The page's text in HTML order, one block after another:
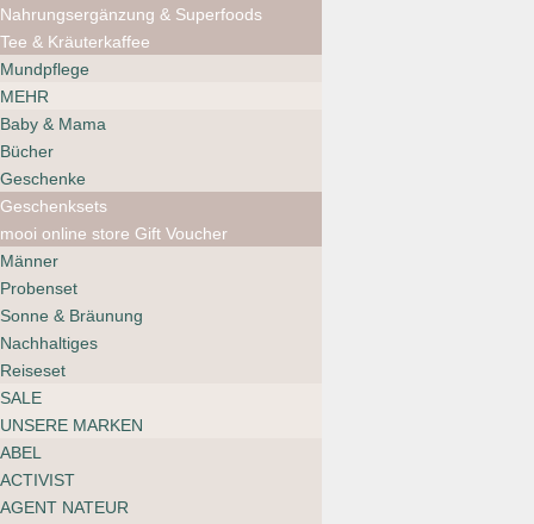
Team Dr.
Joseph Gentle
Balancing
Toner
CHF
Corpus
Aromatic Hand
Wash Amalgam
7
CHF34.00
Nahrungsergänzung & Superfoods
Tee & Kräuterkaffee
Mundpflege
MEHR
Baby & Mama
Bücher
Geschenke
Geschenksets
mooi online store Gift Voucher
Männer
Probenset
Sonne & Bräunung
Nachhaltiges
Reiseset
SALE
UNSERE MARKEN
ABEL
ACTIVIST
AGENT NATEUR